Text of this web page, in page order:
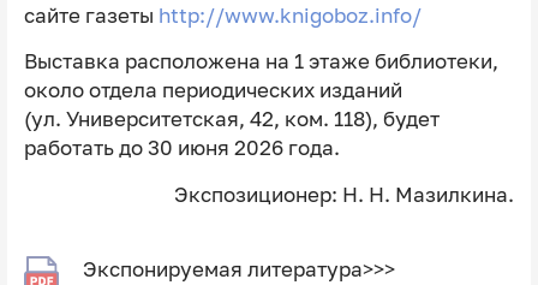
сайте газеты http://www.knigoboz.info/
Выставка расположена на 1 этаже библиотеки,
около отдела периодических изданий
(ул. Университетская, 42, ком. 118), будет
работать до 30 июня 2026 года.
Экспозиционер: Н. Н. Мазилкина.
Экспонируемая литература>>>